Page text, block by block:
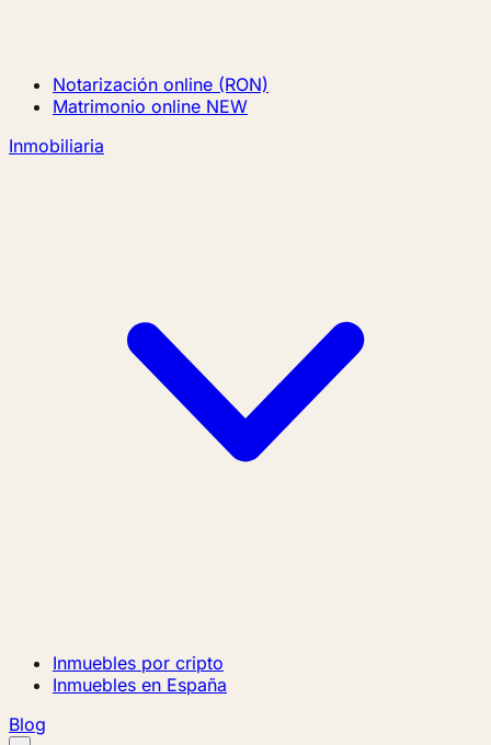
Notarización online (RON)
Matrimonio online NEW
Inmobiliaria
Inmuebles por cripto
Inmuebles en España
Blog